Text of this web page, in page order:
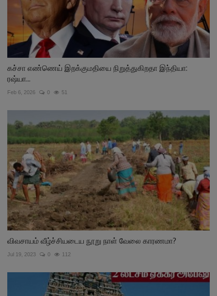
கச்சா எண்ணெய் இறக்குமதியை நிறுத்துகிறதா இந்தியா:
ரஷ்யா...
Feb 6, 2026 0 51
விவசாயம் வீழ்ச்சியடைய நூறு நாள் வேலை காரணமா?
Jul 19, 2023 0 112